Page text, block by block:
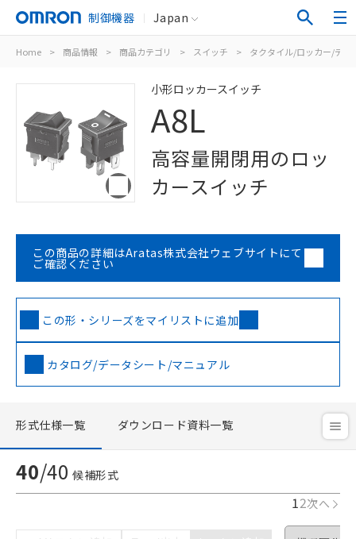
制御機器 Japan
Home > 商品情報 > 商品カテゴリ > スイッチ > タクタイル/ロッカー/ディ
小形ロッカースイッチ
A8L
高容量開閉用のロッ
カースイッチ
この商品の詳細はAratas株式会社ウェブサイトにて
ご確認ください
この形・シリーズをマイリストに追加
カタログ/データシート/マニュアル
形式仕様一覧 ダウンロード資料一覧
40/40 候補形式
12次へ